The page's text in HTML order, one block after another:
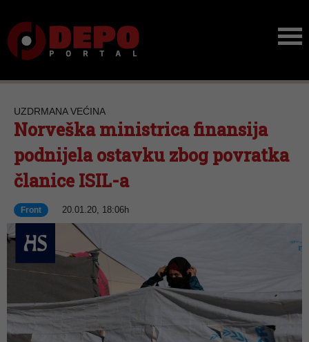
UZDRMANA VEĆINA
Norveška ministrica finansija
podnijela ostavku zbog povratka
članice ISIL-a
Front 20.01.20, 18:06h